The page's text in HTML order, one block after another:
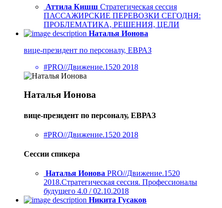
Аттила Кишш Стратегическая сессия
ПАССАЖИРСКИЕ ПЕРЕВОЗКИ СЕГОДНЯ:
ПРОБЛЕМАТИКА, РЕШЕНИЯ, ЦЕЛИ
Наталья Ионова
вице-президент по персоналу, ЕВРАЗ
#PRO//Движение.1520 2018
Наталья Ионова
вице-президент по персоналу, ЕВРАЗ
#PRO//Движение.1520 2018
Сессии спикера
Наталья Ионова PRO//Движение.1520
2018.Стратегическая сессия. Професcионалы
будущего 4.0 / 02.10.2018
Никита Гусаков